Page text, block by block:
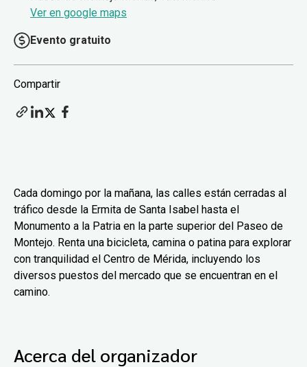
Ver en google maps
Evento gratuito
Compartir
Cada domingo por la mañana, las calles están cerradas al
tráfico desde la Ermita de Santa Isabel hasta el
Monumento a la Patria en la parte superior del Paseo de
Montejo. Renta una bicicleta, camina o patina para explorar
con tranquilidad el Centro de Mérida, incluyendo los
diversos puestos del mercado que se encuentran en el
camino.
Acerca del organizador